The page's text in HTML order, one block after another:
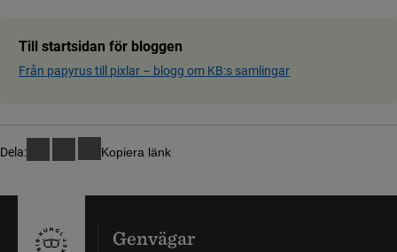
Till startsidan för bloggen
Från papyrus till pixlar ­– blog­g om KB:s samling­ar
Dela: Kopiera länk
Genvägar